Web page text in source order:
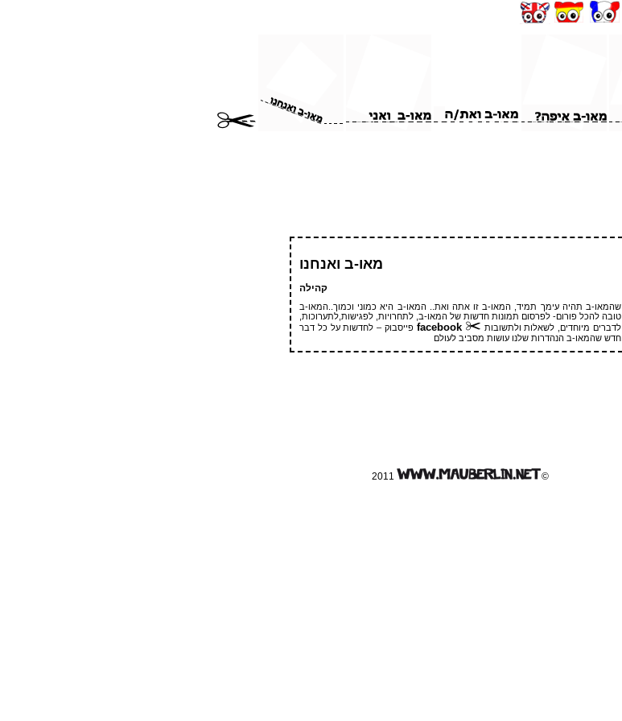
מאו-ב ואנחנו
קהילה
שהמאו-ב תהיה עימך תמיד, המאו-ב זו אתה ואת.. המאו-ב היא כמוני וכמוך..המאו-ב
טובה להכל פורום- לפרסום תמונות חדשות של המאו-ב, לתחרויות, לפגישות,לתערוכות,
לדברים מיוחדים, לשאלות ולתשובות
facebook פייסבוק – לחדשות על כל דבר
חדש שהמאו-ב הנהדרות שלנו עושות מסביב לעולם
©